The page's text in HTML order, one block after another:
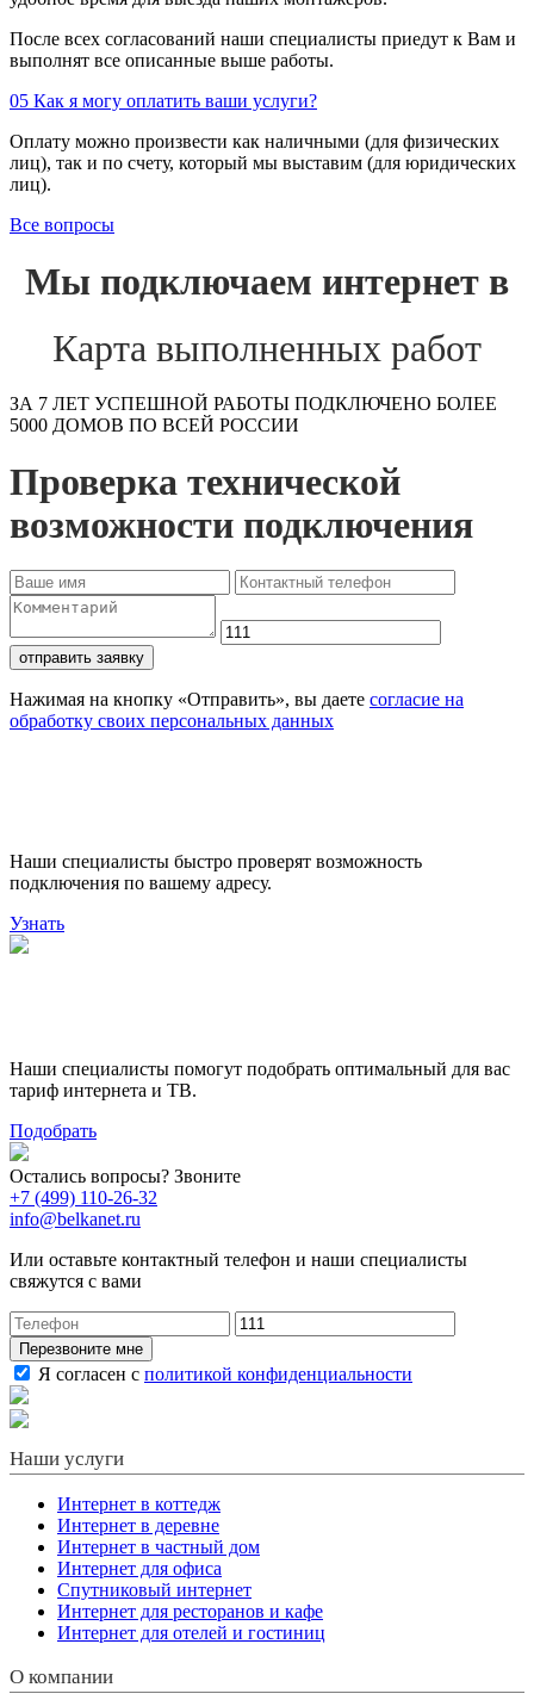
После всех согласований наши специалисты приедут к Вам и
выполнят все описанные выше работы.
05 Как я могу оплатить ваши услуги?
Оплату можно произвести как наличными (для физических
лиц), так и по счету, который мы выставим (для юридических
лиц).
Все вопросы
Мы подключаем интернет в
Карта выполненных работ
ЗА 7 ЛЕТ УСПЕШНОЙ РАБОТЫ ПОДКЛЮЧЕНО БОЛЕЕ
5000 ДОМОВ ПО ВСЕЙ РОССИИ
Проверка технической
возможности подключения
отправить заявку
Нажимая на кнопку «Отправить», вы даете согласие на
обработку своих персональных данных
Наши специалисты быстро проверят возможность
подключения по вашему адресу.
Узнать
Наши специалисты помогут подобрать оптимальный для вас
тариф интернета и ТВ.
Подобрать
Остались вопросы? Звоните
+7 (499) 110-26-32
info@belkanet.ru
Или оставьте контактный телефон и наши специалисты
свяжутся с вами
Перезвоните мне
Я согласен с политикой конфиденциальности
Наши услуги
Интернет в коттедж
Интернет в деревне
Интернет в частный дом
Интернет для офиса
Спутниковый интернет
Интернет для ресторанов и кафе
Интернет для отелей и гостиниц
О компании